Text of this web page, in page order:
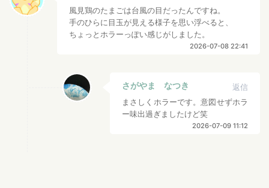
風見鶏のたまごは台風の目だったんですね。
手のひらに目玉が見える様子を思い浮べると、
ちょっとホラーっぽい感じがしました。
2026-07-08 22:41
さがやま なつき
返信
まさしくホラーです。意図せずホラ
ー味出過ぎましたけど笑
2026-07-09 11:12